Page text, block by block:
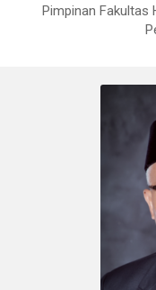
Pimpinan Fakultas